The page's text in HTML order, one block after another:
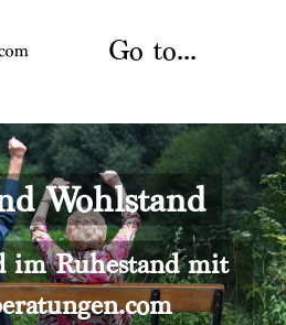
Go to...
Wohlstand
im Ruhestand mit